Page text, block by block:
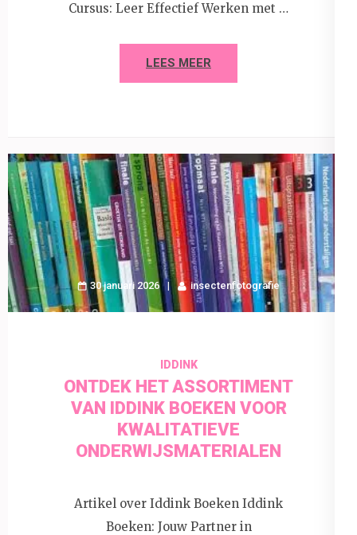
Cursus: Leer Effectief Werken met …
LEES MEER
30 januari 2026 insectenfotografie
IDDINK
ONTDEK HET ASSORTIMENT
VAN IDDINK BOEKEN VOOR
KWALITATIEVE
ONDERWIJSMATERIALEN
Artikel over Iddink Boeken Iddink
Boeken: Jouw Partner in